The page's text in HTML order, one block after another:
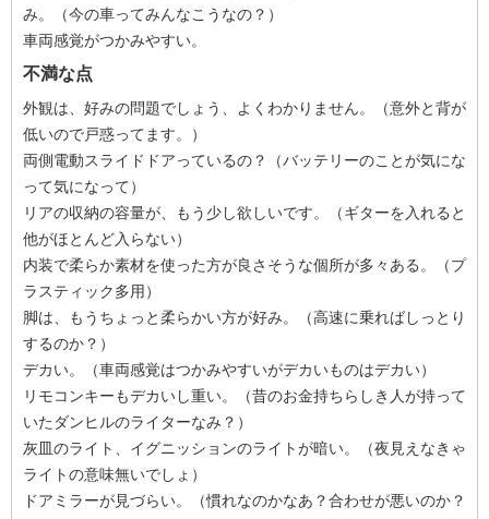
み。（今の車ってみんなこうなの？）
車両感覚がつかみやすい。
不満な点
外観は、好みの問題でしょう、よくわかりません。（意外と背が
低いので戸惑ってます。）
両側電動スライドドアっているの？（バッテリーのことが気にな
って気になって）
リアの収納の容量が、もう少し欲しいです。（ギターを入れると
他がほとんど入らない）
内装で柔らか素材を使った方が良さそうな個所が多々ある。（プ
ラスティック多用）
脚は、もうちょっと柔らかい方が好み。（高速に乗ればしっとり
するのか？）
デカい。（車両感覚はつかみやすいがデカいものはデカい）
リモコンキーもデカいし重い。（昔のお金持ちらしき人が持って
いたダンヒルのライターなみ？）
灰皿のライト、イグニッションのライトが暗い。（夜見えなきゃ
ライトの意味無いでしょ）
ドアミラーが見づらい。（慣れなのかなあ？合わせが悪いのか？